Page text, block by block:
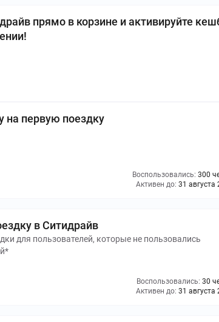
прямо в корзине и активируйте
на первую поездку
Воспользовались: 300
Активен до: 31 августа
в Ситидрайв
для пользователей, которые не пользовались
Воспользовались: 30
Активен до: 31 августа